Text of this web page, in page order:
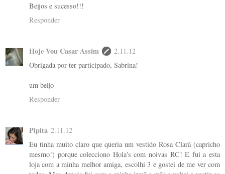
Beijos e sucesso!!!
Responder
Hoje Vou Casar Assim
2.11.12
Obrigada por ter participado, Sabrina!
um beijo
Responder
Pipita 2.11.12
Eu tinha muito claro que queria um vestido Rosa Clará (capricho
mesmo!) porque colecciono Hola's com noivas RC! E fui a esta
loja com a minha melhor amiga, escolhi 3 e gostei de me ver com